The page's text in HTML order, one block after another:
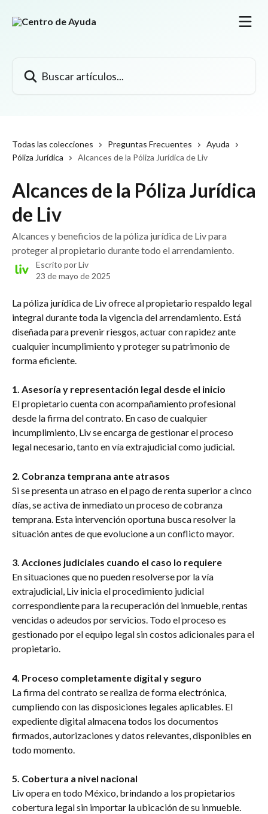
Todas las colecciones Preguntas Frecuentes
Ayuda
Póliza Jurídica
Alcances de la Póliza Jurídica de Liv
Alcances de la Póliza Jurídica
de Liv
Alcances y beneficios de la póliza jurídica de Liv para
proteger al propietario durante todo el arrendamiento.
Escrito porLiv
23 de mayo de 2025
La póliza jurídica de Liv ofrece al propietario respaldo legal
integral durante toda la vigencia del arrendamiento. Está
diseñada para prevenir riesgos, actuar con rapidez ante
cualquier incumplimiento y proteger su patrimonio de
forma eficiente.
1. Asesoría y representación legal desde el inicio
El propietario cuenta con acompañamiento profesional
desde la firma del contrato. En caso de cualquier
incumplimiento, Liv se encarga de gestionar el proceso
legal necesario, tanto en vía extrajudicial como judicial.
2. Cobranza temprana ante atrasos
Si se presenta un atraso en el pago de renta superior a cinco
días, se activa de inmediato un proceso de cobranza
temprana. Esta intervención oportuna busca resolver la
situación antes de que evolucione a un conflicto mayor.
3. Acciones judiciales cuando el caso lo requiere
En situaciones que no pueden resolverse por la vía
extrajudicial, Liv inicia el procedimiento judicial
correspondiente para la recuperación del inmueble, rentas
vencidas o adeudos por servicios. Todo el proceso es
gestionado por el equipo legal sin costos adicionales para el
propietario.
4. Proceso completamente digital y seguro
La firma del contrato se realiza de forma electrónica,
cumpliendo con las disposiciones legales aplicables. El
expediente digital almacena todos los documentos
firmados, autorizaciones y datos relevantes, disponibles en
todo momento.
5. Cobertura a nivel nacional
Liv opera en todo México, brindando a los propietarios
cobertura legal sin importar la ubicación de su inmueble.